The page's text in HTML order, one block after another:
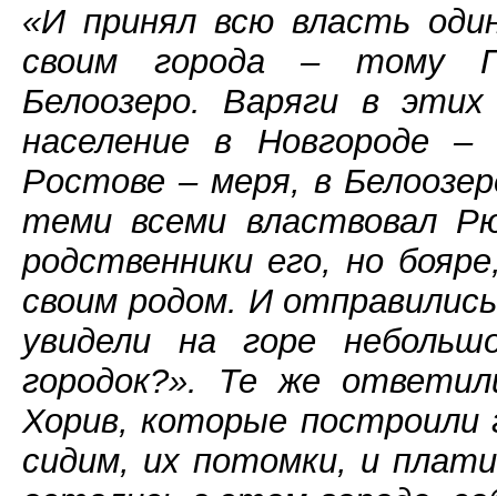
«И принял всю власть
своим города – тому
Белоозеро. Варяги в
население в Новгороде
Ростове – меря, в
теми всеми властвовал
родственники его, но
своим родом. И
увидели на горе
городок?». Те же
Хорив, которые
сидим, их потомки, и